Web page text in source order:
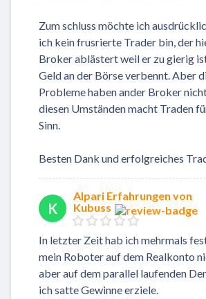
Zum schluss möchte ich
ich kein frusrierte Trader bin, der
Broker ablästert weil er zu gierig
Geld an der Börse verbennt. Aber
Probleme haben ander Broker
diesen Umständen macht Traden
Sinn.
Besten Dank und erfolgreiches
K
Alpari Erfahrungen von
Kubuss
In letzter Zeit hab ich mehrmals
mein Roboter auf dem Realkonto
aber auf dem parallel laufenden
ich satte Gewinne erziele.